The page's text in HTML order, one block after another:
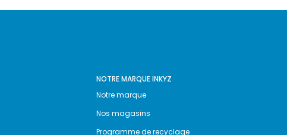
NOTRE MARQUE INKYZ
Notre marque
Nos magasins
Programme de recyclage